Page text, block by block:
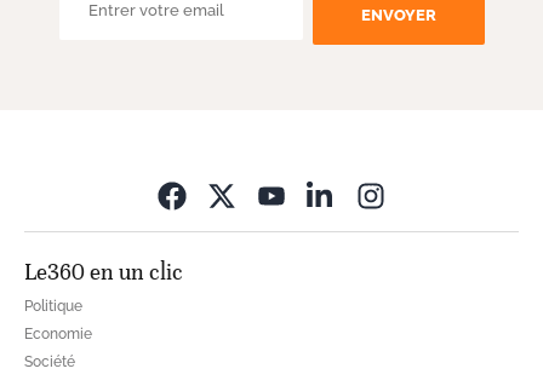
ENVOYER
Le360 en un clic
Politique
Economie
Société